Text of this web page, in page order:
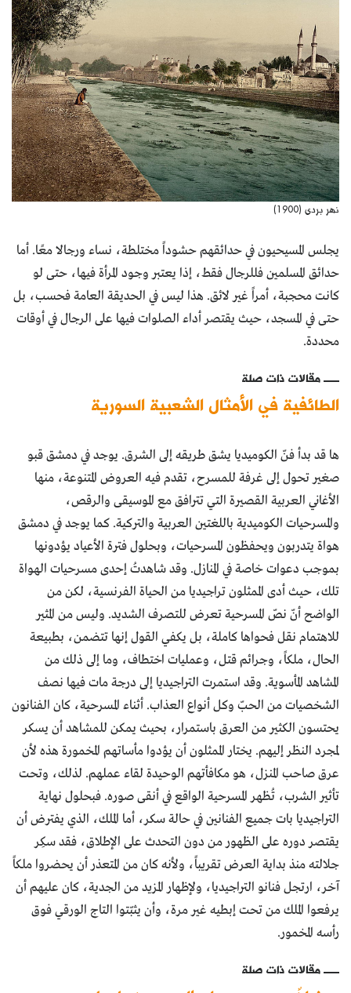
نهر بردى (1900)
يجلس المسيحيون في حدائقهم حشوداً مختلطة، نساء ورجالا معًا. أما
حدائق المسلمين فللرجال فقط، إذا يعتبر وجود المرأة فيها، حتى لو
كانت محجبة، أمراً غير لائق. هذا ليس في الحديقة العامة فحسب، بل
حتى في المسجد، حيث يقتصر أداء الصلوات فيها على الرجال في أوقات
محددة.
مقالات ذات صلة
الطائفية في الأمثال الشعبية السورية
ها قد بدأ فنّ الكوميديا يشق طريقه إلى الشرق. يوجد في دمشق قبو
صغير تحول إلى غرفة للمسرح، تقدم فيه العروض المتنوعة، منها
الأغاني العربية القصيرة التي تترافق مع الموسيقى والرقص،
والمسرحيات الكوميدية باللغتين العربية والتركية. كما يوجد في دمشق
هواة يتدربون ويحفظون المسرحيات، وبحلول فترة الأعياد يؤدونها
بموجب دعوات خاصة في المنازل. وقد شاهدتُ إحدى مسرحيات الهواة
تلك، حيث أدى الممثلون تراجيديا من الحياة الفرنسية، لكن من
الواضح أنّ نصّ المسرحية تعرض للتصرف الشديد. وليس من المثير
للاهتمام نقل فحواها كاملة، بل يكفي القول إنها تتضمن، بطبيعة
الحال، ملكاً، وجرائم قتل، وعمليات اختطاف، وما إلى ذلك من
المشاهد المأسوية. وقد استمرت التراجيديا إلى درجة مات فيها نصف
الشخصيات من الحبّ وكل أنواع العذاب. أثناء المسرحية، كان الفنانون
يحتسون الكثير من العرق باستمرار، بحيث يمكن للمشاهد أن يسكر
لمجرد النظر إليهم. يختار الممثلون أن يؤدوا مأساتهم المخمورة هذه لأن
عرق صاحب المنزل، هو مكافأتهم الوحيدة لقاء عملهم. لذلك، وتحت
تأثير الشرب، تُظهر المسرحية الواقع في أنقى صوره. فبحلول نهاية
التراجيديا بات جميع الفنانين في حالة سكر، أما الملك، الذي يفترض أن
يقتصر دوره على الظهور من دون التحدث على الإطلاق، فقد سكِر
جلالته منذ بداية العرض تقريباً، ولأنه كان من المتعذر أن يحضروا ملكاً
آخر، ارتجل فنانو التراجيديا، ولإظهار المزيد من الجدية، كان عليهم أن
يرفعوا الملك من تحت إبطيه غير مرة، وأن يثبّتوا التاج الورقي فوق
رأسه المخمور.
مقالات ذات صلة